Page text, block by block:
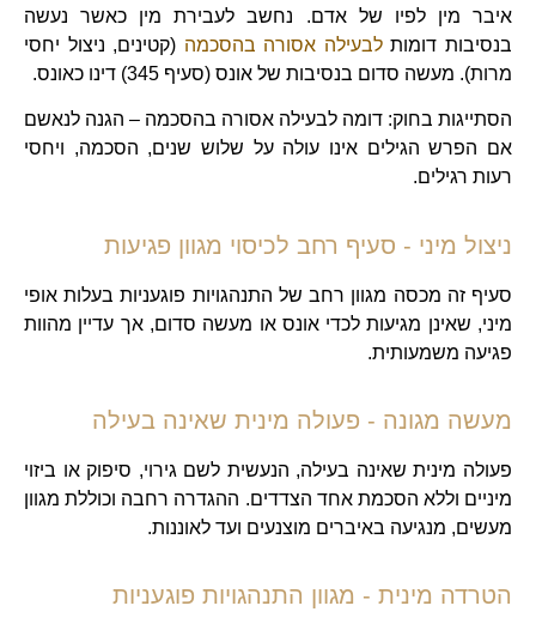
איבר מין לפיו של אדם. נחשב לעבירת מין כאשר נעשה
בנסיבות דומותלבעילה אסורה בהסכמה (קטינים, ניצול יחסי
מרות). מעשה סדום בנסיבות של אונס (סעיף 345) דינו כאונס.
הסתייגות בחוק: דומה לבעילה אסורה בהסכמה – הגנה לנאשם
אם הפרש הגילים אינו עולה על שלוש שנים, הסכמה, ויחסי
רעות רגילים.
ניצול מיני - סעיף רחב לכיסוי מגוון פגיעות
סעיף זה מכסה מגוון רחב של התנהגויות פוגעניות בעלות אופי
מיני, שאינן מגיעות לכדי אונס או מעשה סדום, אך עדיין מהוות
פגיעה משמעותית.
מעשה מגונה - פעולה מינית שאינה בעילה
פעולה מינית שאינה בעילה, הנעשית לשם גירוי, סיפוק או ביזוי
מיניים וללא הסכמת אחד הצדדים. ההגדרה רחבה וכוללת מגוון
מעשים, מנגיעה באיברים מוצנעים ועד לאוננות.
הטרדה מינית - מגוון התנהגויות פוגעניות